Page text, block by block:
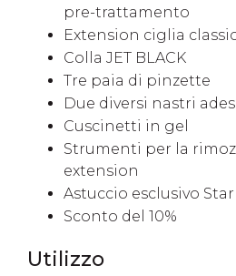
pre-trattamento
Extension ciglia
Colla JET BLACK
Tre paia di pinzette
Due diversi nastri
Cuscinetti in gel
Strumenti per la
extension
Astuccio esclusivo
Sconto del 10%
Utilizzo